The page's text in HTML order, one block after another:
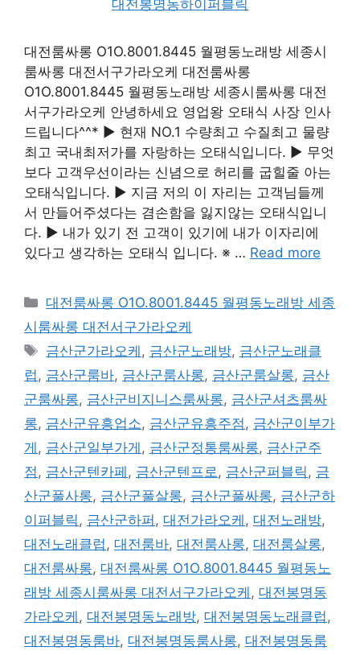
대전룸싸롱 O1O.8001.8445 월평동노래방 세종시
룸싸롱 대전서구가라오케 대전룸싸롱
O1O.8001.8445 월평동노래방 세종시룸싸롱 대전
서구가라오케 안녕하세요 영업왕 오태식 사장 인사
드립니다^^* ▶ 현재 NO.1 수량최고 수질최고 물량
최고 국내최저가를 자랑하는 오태식입니다. ▶ 무엇
보다 고객우선이라는 신념으로 허리를 굽힐줄 아는
오태식입니다. ▶ 지금 저의 이 자리는 고객님들께
서 만들어주셨다는 겸손함을 잃지않는 오태식입니
다. ▶ 내가 있기 전 고객이 있기에 내가 이자리에
있다고 생각하는 오태식 입니다. ※ … Read more
카
테
리
대전룸싸롱 O1O.8001.8445 월평동노래방 세종
시룸싸롱 대전서구가라오케
태
그
금산군가라오케 , 금산군노래방, 금산군노래클
럽, 금산군룸바, 금산군룸사롱, 금산군룸살롱, 금산
군룸싸롱, 금산군비지니스룸싸롱, 금산군셔츠룸싸
롱, 금산군유흥업소, 금산군유흥주점, 금산군이부가
게 , 금산군일부가게 , 금산군정통룸싸롱, 금산군주
점, 금산군텐카페 , 금산군텐프로, 금산군퍼블릭, 금
산군풀사롱, 금산군풀살롱, 금산군풀싸롱, 금산군하
이퍼블릭, 금산군하퍼 , 대전가라오케 , 대전노래방,
대전노래클럽, 대전룸바, 대전룸사롱, 대전룸살롱,
대전룸싸롱, 대전룸싸롱 O1O.8001.8445 월평동노
래방 세종시룸싸롱 대전서구가라오케 , 대전봉명동
가라오케 , 대전봉명동노래방, 대전봉명동노래클럽,
대전봉명동룸바, 대전봉명동룸사롱, 대전봉명동룸